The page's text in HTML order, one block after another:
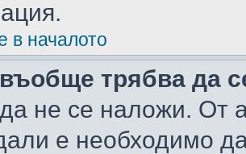
в началото
трябва да
не се наложи. От
е необходимо